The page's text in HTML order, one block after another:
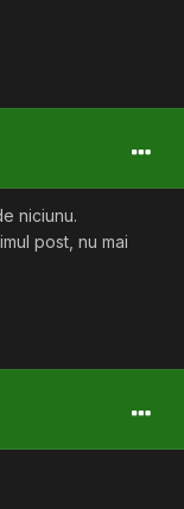
niciunu.
post, nu mai